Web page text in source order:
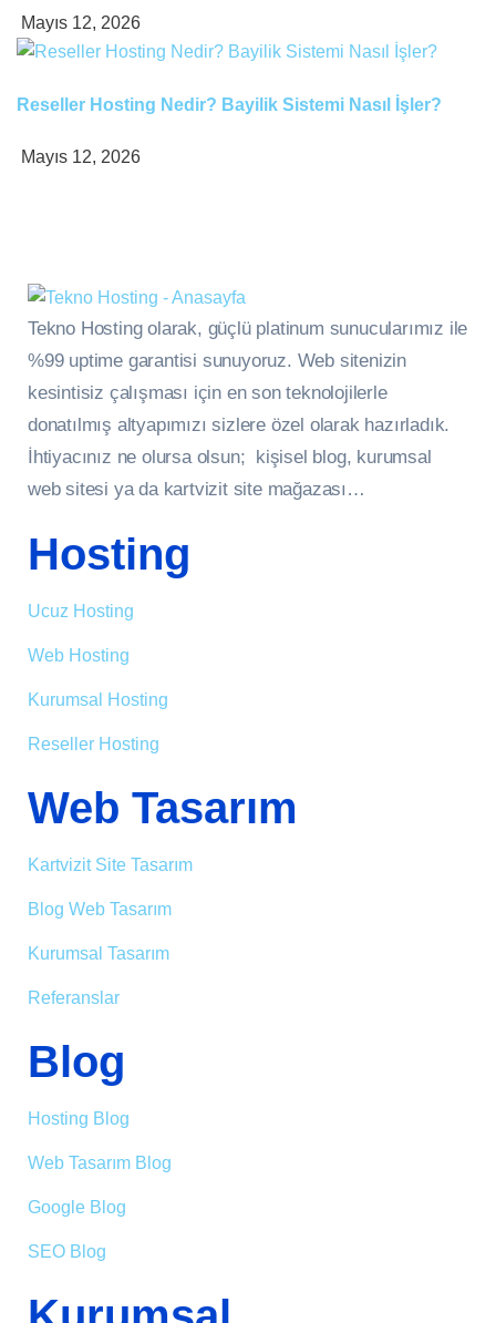
Mayıs 12, 2026
Reseller Hosting Nedir? Bayilik Sistemi Nasıl İşler?
Mayıs 12, 2026
Tekno Hosting olarak, güçlü platinum sunucularımız ile
%99 uptime garantisi sunuyoruz. Web sitenizin
kesintisiz çalışması için en son teknolojilerle
donatılmış altyapımızı sizlere özel olarak hazırladık.
İhtiyacınız ne olursa olsun; kişisel blog, kurumsal
web sitesi ya da kartvizit site mağazası…
Hosting
Ucuz Hosting
Web Hosting
Kurumsal Hosting
Reseller Hosting
Web Tasarım
Kartvizit Site Tasarım
Blog Web Tasarım
Kurumsal Tasarım
Referanslar
Blog
Hosting Blog
Web Tasarım Blog
Google Blog
SEO Blog